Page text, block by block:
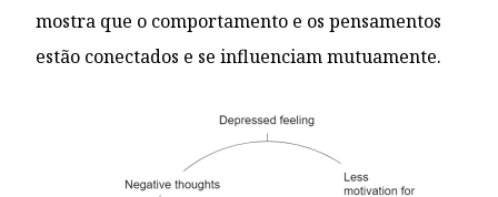
mostra que o comportamento e os pensamentos
estão conectados e se influenciam mutuamente.